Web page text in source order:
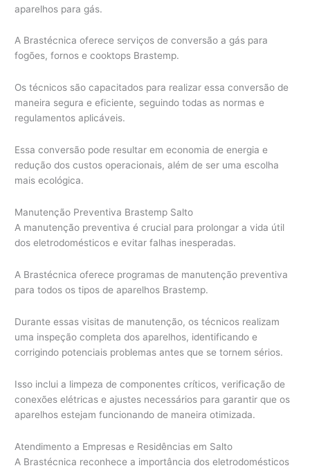
aparelhos para gás.
A Brastécnica oferece serviços de conversão a gás para
fogões, fornos e cooktops Brastemp.
Os técnicos são capacitados para realizar essa conversão de
maneira segura e eficiente, seguindo todas as normas e
regulamentos aplicáveis.
Essa conversão pode resultar em economia de energia e
redução dos custos operacionais, além de ser uma escolha
mais ecológica.
Manutenção Preventiva Brastemp Salto
A manutenção preventiva é crucial para prolongar a vida útil
dos eletrodomésticos e evitar falhas inesperadas.
A Brastécnica oferece programas de manutenção preventiva
para todos os tipos de aparelhos Brastemp.
Durante essas visitas de manutenção, os técnicos realizam
uma inspeção completa dos aparelhos, identificando e
corrigindo potenciais problemas antes que se tornem sérios.
Isso inclui a limpeza de componentes críticos, verificação de
conexões elétricas e ajustes necessários para garantir que os
aparelhos estejam funcionando de maneira otimizada.
Atendimento a Empresas e Residências em Salto
A Brastécnica reconhece a importância dos eletrodomésticos